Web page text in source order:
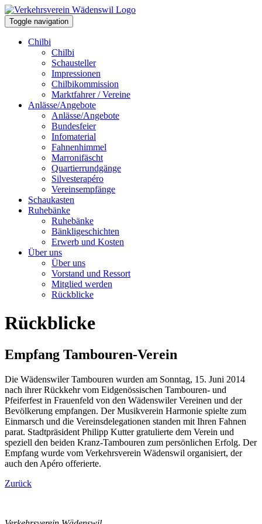
Toggle navigation
Chilbi
Chilbi
Schausteller
Impressionen
Chilbikommission
Marktfahrer / Vereine
Anlässe/Angebote
Anlässe/Angebote
Bundesfeier
Infomaterial
Fahnenhimmel
Marronifäscht
Quartierrundgänge
Silvesterapéro
Vereinsempfänge
Schaukasten
Ruhebänke
Ruhebänke
Bänkligeschichten
Erwerb und Kosten
Über uns
Über uns
Vorstand und Ressort
Mitglied werden
Rückblicke
Rückblicke
Empfang Tambouren-Verein
Die Wädenswiler Tambouren wurden am Sonntag, 15. Juni 2014
nach ihrer Rückkehr vom Eidgenössischen Tambouren- und
Pfeiferfest in Frauenfeld von den Wädenswiler Vereinen und der
Bevölkerung empfangen. Der Musikverein Harmonie spielte zum
Einmarsch und die Vereinsdelegationen standen mit Ihren Fahnen
parat. Stadtpräsident Philipp Kutter gratulierte dem Verein und
speziell den beiden Kranz-Tambouren zum persönlichen Erfolg. Der
Empfang wurde vom Verkehrsverein Wädenswil organisiert, der
auch den Apéro offerierte.
Zurück